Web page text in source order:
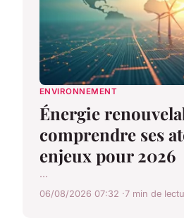
ENVIRONNEMENT
Énergie
comprendre ses
enjeux pour 2026
...
06/08/2026 07:32 7 min de